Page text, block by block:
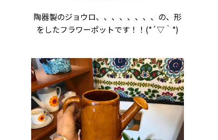
陶器製のジョウロ、、、、、、、、の、形
をしたフラワーポットです！！(*´▽｀*)